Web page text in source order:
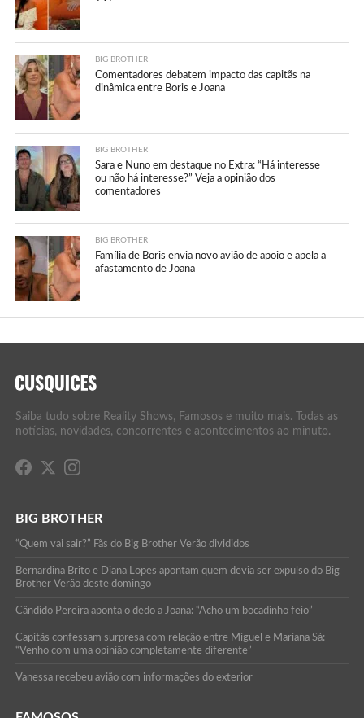
BIG BROTHER
Comentadores debatem impacto das capitãs na
dinâmica entre Boris e Joana
BIG BROTHER
Sara e Nuno em destaque no Extra: “Há interesse
ou não há interesse?” Veja a opinião dos
comentadores
BIG BROTHER
Família de Boris envia novo avião de apoio e apela a
afastamento de Joana
Saiba tudo sobre Reality Shows, Famosos e muito mais. Todas as
notícias, novidades, concorrentes e acontecimentos ao minuto.
BIG BROTHER
“Quem vai sair?” Fãs do Big Brother Verão divididos
Bernardina Brito e Diana Lopes apontam quem devia ser expulso do Big
Brother Verão deste domingo
Cândido Pereira aponta o dedo a Joana: “Acho um bocadinho feio”
Capitãs confessam surpresa com relação entre Miguel e Mariana Sá:
“Venho com uma opinião completamente diferente”
Vanessa recebeu avião com informações do exterior